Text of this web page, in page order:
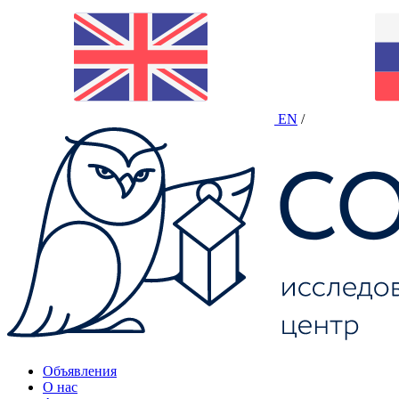
EN /
Объявления
О нас